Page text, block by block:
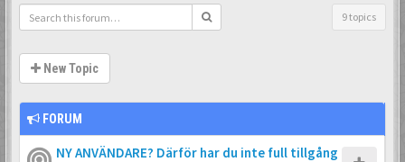
9 topics
New Topic
FORUM
NY ANVÄNDARE? Därför har du inte full tillgång